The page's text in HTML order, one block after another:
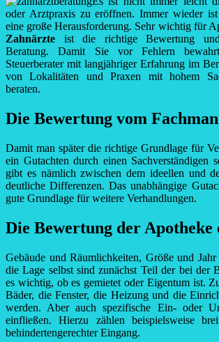
oder Arztpraxis zu eröffnen. Immer wieder
eine große Herausforderung. Sehr wichtig für
Zahnärzte ist die richtige Bewertung
Beratung. Damit Sie vor Fehlern
Steuerberater mit langjähriger Erfahrung im
von Lokalitäten und Praxen mit hohem
beraten.
Die Bewertung vom
Damit man später die richtige Grundlage für
ein Gutachten durch einen Sachverständigen
gibt es nämlich zwischen dem ideellen und
deutliche Differenzen. Das unabhängige
gute Grundlage für weitere Verhandlungen.
Die Bewertung der Apotheke
Gebäude und Räumlichkeiten, Größe und
die Lage selbst sind zunächst Teil der bei der
es wichtig, ob es gemietet oder Eigentum ist.
Bäder, die Fenster, die Heizung und die
werden. Aber auch spezifische Ein- oder
einfließen. Hierzu zählen beispielsweise
behindertengerechter Eingang.